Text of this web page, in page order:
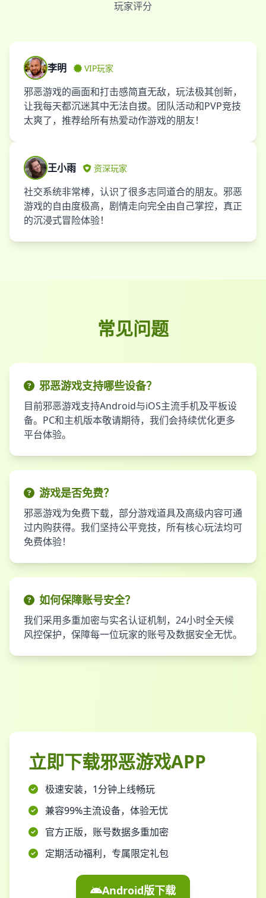
玩家评分
李明 VIP玩家
邪恶游戏的画面和打击感简直无敌，玩法极其创新，
让我每天都沉迷其中无法自拔。团队活动和PVP竞技
太爽了，推荐给所有热爱动作游戏的朋友！
王小雨 资深玩家
社交系统非常棒，认识了很多志同道合的朋友。邪恶
游戏的自由度极高，剧情走向完全由自己掌控，真正
的沉浸式冒险体验！
常见问题
邪恶游戏支持哪些设备？
目前邪恶游戏支持Android与iOS主流手机及平板设
备。PC和主机版本敬请期待，我们会持续优化更多
平台体验。
游戏是否免费？
邪恶游戏为免费下载，部分游戏道具及高级内容可通
过内购获得。我们坚持公平竞技，所有核心玩法均可
免费体验！
如何保障账号安全？
我们采用多重加密与实名认证机制，24小时全天候
风控保护，保障每一位玩家的账号及数据安全无忧。
立即下载邪恶游戏APP
极速安装，1分钟上线畅玩
兼容99%主流设备，体验无忧
官方正版，账号数据多重加密
定期活动福利，专属限定礼包
Android版下载